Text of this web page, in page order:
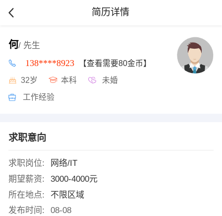
简历详情
何/ 先生
138****8923 【查看需要80金币】
32岁 本科 未婚
工作经验
求职意向
求职岗位:
网络/IT
期望薪资:
3000-4000元
所在地点:
不限区域
发布时间:
08-08